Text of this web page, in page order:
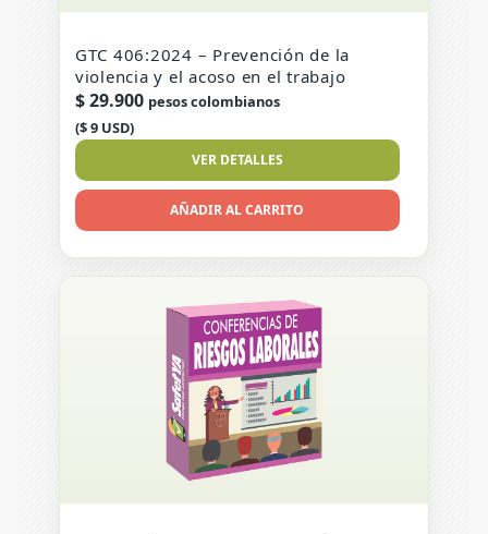
GTC 406:2024 – Prevención de la
violencia y el acoso en el trabajo
$29.900 pesos colombianos
($ 9 USD)
VER DETALLES
AÑADIR AL CARRITO